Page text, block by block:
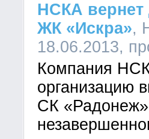
НСКА вернет
ЖК «Искра»,
18.06.2013,
Компания
организацию
СК «Радонеж»